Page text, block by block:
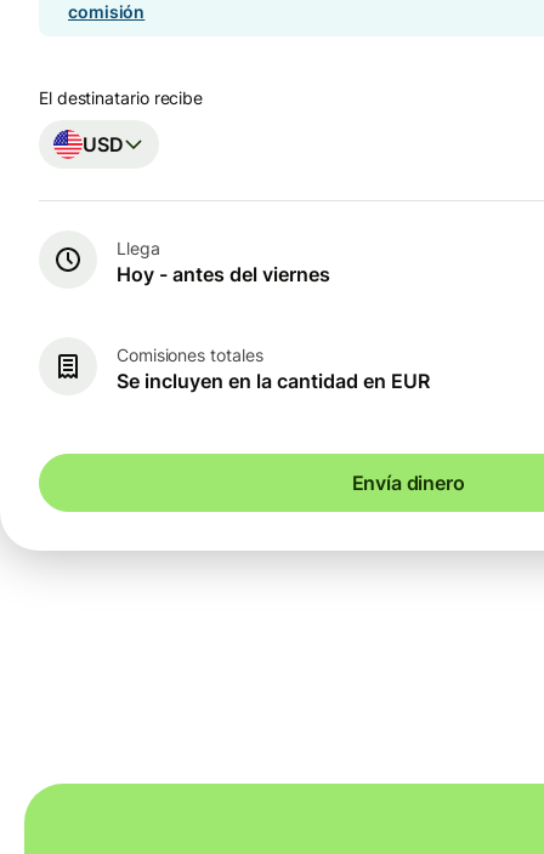
comisión
El destinatario recibe
USD
Llega
Hoy - antes del viernes
Comisiones totales
Se incluyen en la cantidad en EUR
Envía dinero